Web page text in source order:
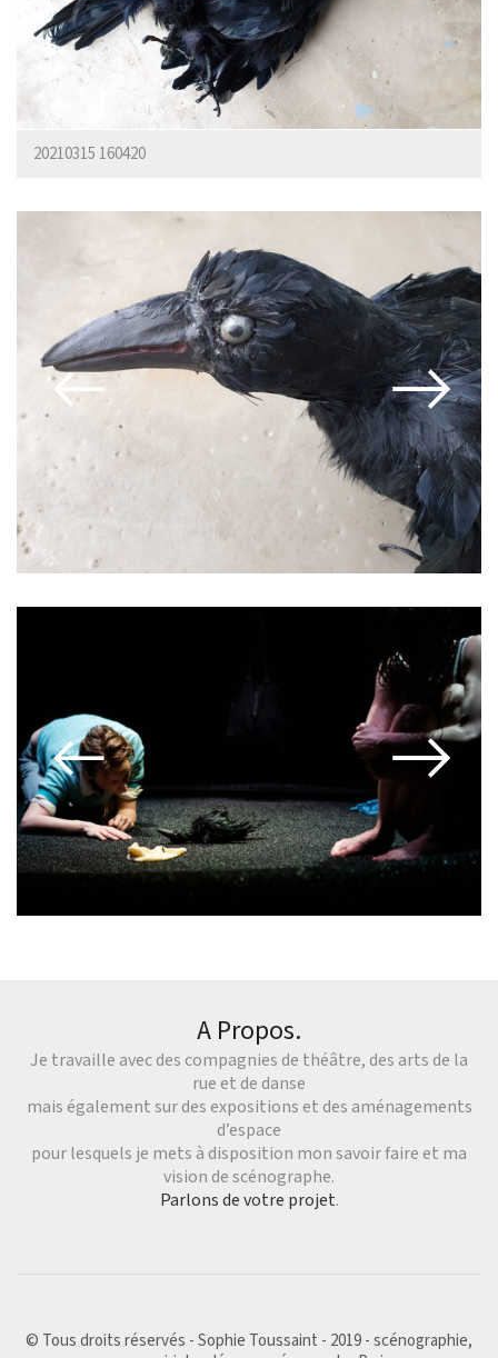
20210315 160420
A Propos.
Je travaille avec des compagnies de théâtre, des arts de la
rue et de danse
mais également sur des expositions et des aménagements
d’espace
pour lesquels je mets à disposition mon savoir faire et ma
vision de scénographe.
Parlons de votre projet.
© Tous droits réservés - Sophie Toussaint - 2019 - scénographie,